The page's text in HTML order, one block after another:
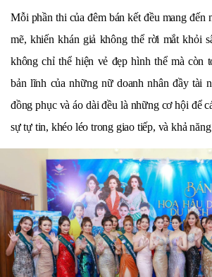
Mỗi phần thi của đêm bán kết đều mang đến
mẽ, khiến khán giả không thể rời mắt khỏi
không chỉ thể hiện vẻ đẹp hình thể mà còn
bản lĩnh của những nữ doanh nhân đầy tài
đồng phục và áo dài đều là những cơ hội để
sự tự tin, khéo léo trong giao tiếp, và khả